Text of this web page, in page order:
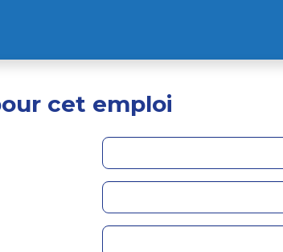
cet emploi